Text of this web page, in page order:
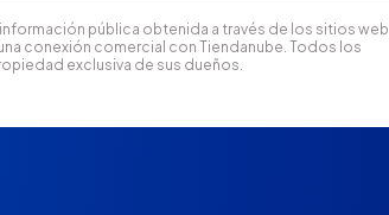
pública obtenida a través de los sitios web
conexión comercial con Tiendanube. Todos los
exclusiva de sus dueños.